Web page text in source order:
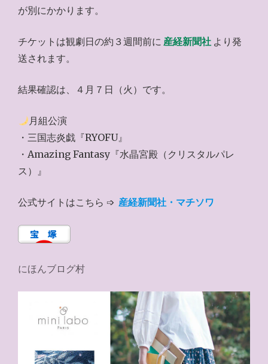
が別にかかります。
チケットは観劇日の約３週間前に 産経新聞社 より発
送されます。
結果確認は、４月７日（火）です。
月組公演
・三国志炎戯『RYOFU』
・Amazing Fantasy『水晶宮殿（クリスタルパレ
ス）』
公式サイトはこちら ➩ 産経新聞社・マチソワ
にほんブログ村